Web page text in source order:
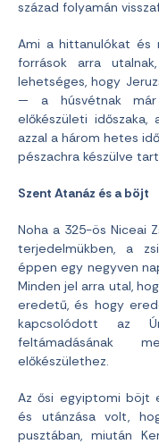
század folyamán
Ami a hittanulókat és
források arra
lehetséges, hogy
— a húsvétnak
előkészületi
azzal a három hetes
pészachra készülve
Szent Atanáz és a böjt
Noha a 325-ös Niceai
terjedelmükben, a
éppen egy negyven
Minden jel arra utal,
eredetű, és hogy
kapcsolódott az
feltámadásának
előkészülethez.
Az ősi egyiptomi böjt
és utánzása volt,
pusztában, miután